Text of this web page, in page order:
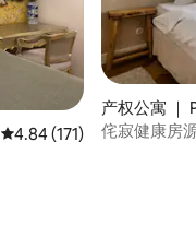
平均评分 4.84 分（满分 5
4.84 (171)
产权公寓 ｜
侘寂健康房